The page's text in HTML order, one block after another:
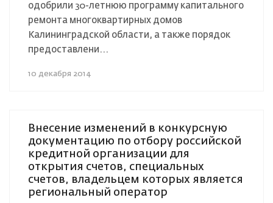
одобрили 30-летнюю программу капитального
ремонта многоквартирных домов
Калининградской области, а также порядок
предоставлени...
10 декабря 2014
Внесение изменений в конкурсную
документацию по отбору российской
кредитной организации для
открытия счетов, специальных
счетов, владельцем которых является
региональный оператор